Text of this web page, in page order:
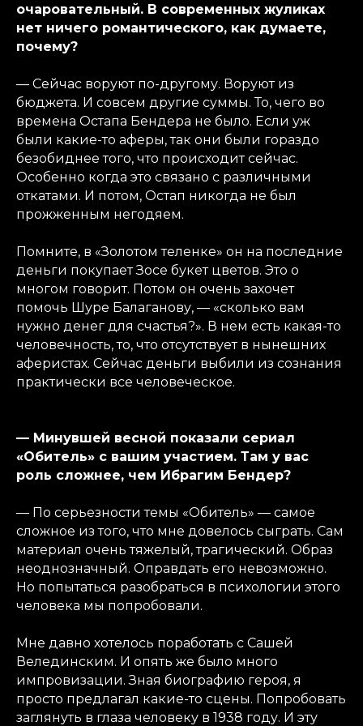
очаровательный. В современных жуликах
нет ничего романтического, как думаете,
почему?
— Сейчас воруют по-другому. Воруют из
бюджета. И совсем другие суммы. То, чего во
времена Остапа Бендера не было. Если уж
были какие-то аферы, так они были гораздо
безобиднее того, что происходит сейчас.
Особенно когда это связано с различными
откатами. И потом, Остап никогда не был
прожженным негодяем.
Помните, в «Золотом теленке» он на последние
деньги покупает Зосе букет цветов. Это о
многом говорит. Потом он очень захочет
помочь Шуре Балаганову, — «сколько вам
нужно денег для счастья?». В нем есть какая-то
человечность, то, что отсутствует в нынешних
аферистах. Сейчас деньги выбили из сознания
практически все человеческое.
— Минувшей весной показали сериал
«Обитель» с вашим участием. Там у вас
роль сложнее, чем Ибрагим Бендер?
— По серьезности темы «Обитель» — самое
сложное из того, что мне довелось сыграть. Сам
материал очень тяжелый, трагический. Образ
неоднозначный. Оправдать его невозможно.
Но попытаться разобраться в психологии этого
человека мы попробовали.
Мне давно хотелось поработать с Сашей
Велединским. И опять же было много
импровизации. Зная биографию героя, я
просто предлагал какие-то сцены. Попробовать
заглянуть в глаза человеку в 1938 году. И эту